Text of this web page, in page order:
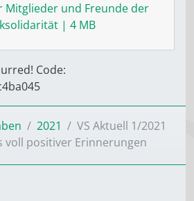
Mitglieder und Freunde der
| 4 MB
Code:
2021
VS Aktuell 1/2021
voll positiver ­Erinnerungen